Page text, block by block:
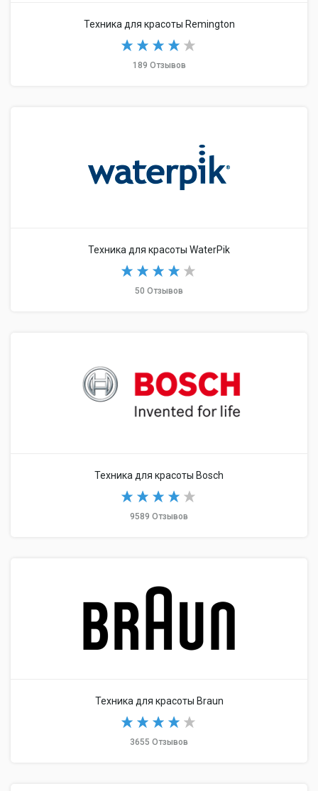
Техника для красоты Remington
189 Отзывов
Техника для красоты WaterPik
50 Отзывов
Техника для красоты Bosch
9589 Отзывов
Техника для красоты Braun
3655 Отзывов